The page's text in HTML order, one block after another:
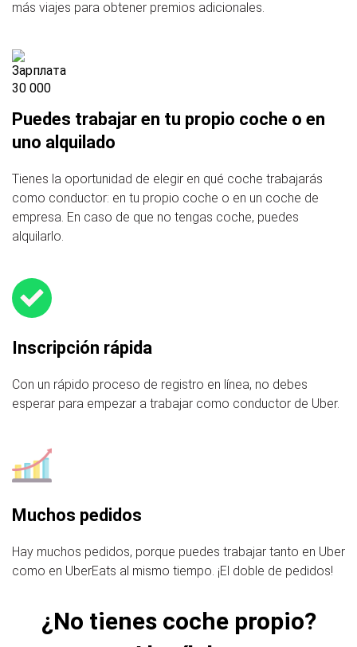
más viajes para obtener premios adicionales.
Puedes trabajar en tu propio coche o en
uno alquilado
Tienes la oportunidad de elegir en qué coche trabajarás
como conductor: en tu propio coche o en un coche de
empresa. En caso de que no tengas coche, puedes
alquilarlo.
Inscripción rápida
Con un rápido proceso de registro en línea, no debes
esperar para empezar a trabajar como conductor de Uber.
Muchos pedidos
Hay muchos pedidos, porque puedes trabajar tanto en Uber
como en UberEats al mismo tiempo. ¡El doble de pedidos!
¿No tienes coche propio?